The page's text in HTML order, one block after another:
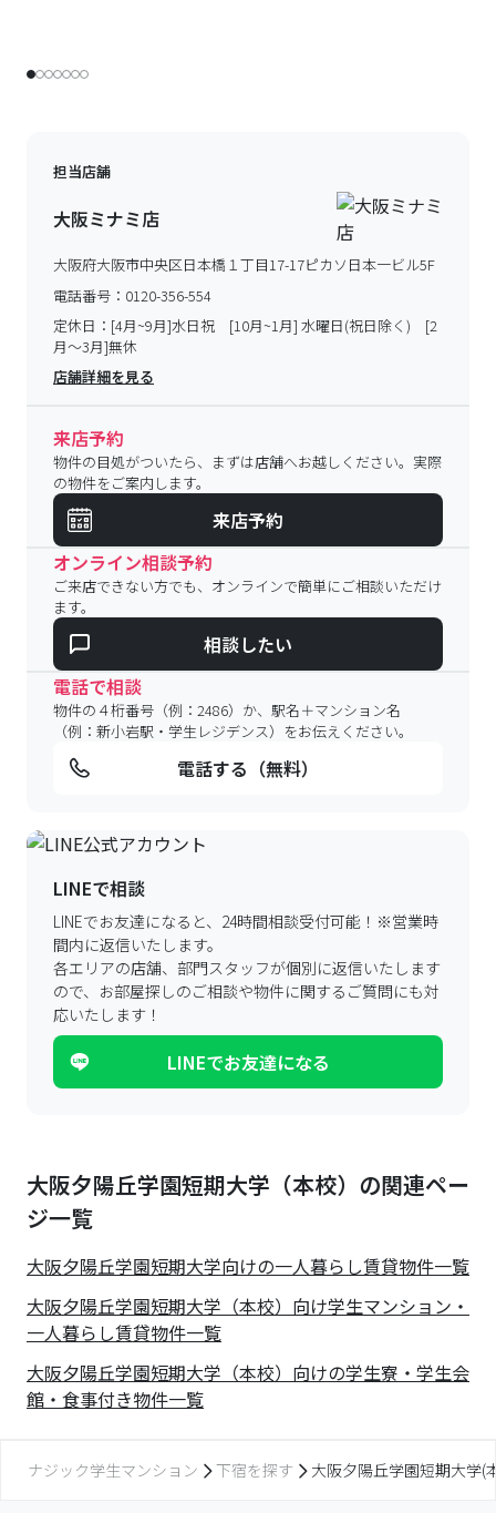
担当店舗
大阪ミナミ店
大阪府大阪市中央区日本橋１丁目17-17ピカソ日本一ビル5F
電話番号： 0120-356-554
定休日： [4月~9月]水日祝 [10月~1月] 水曜日(祝日除く) [2
月～3月]無休
店舗詳細を見る
来店予約
物件の目処がついたら、まずは店舗へお越しください。実際
の物件をご案内します。
来店予約
オンライン相談予約
ご来店できない方でも、オンラインで簡単にご相談いただけ
ます。
相談したい
電話で相談
物件の４桁番号（例：2486）か、駅名＋マンション名
（例：新小岩駅・学生レジデンス）をお伝えください。
電話する（無料）
LINEで相談
LINEでお友達になると、24時間相談受付可能！ ※営業時
間内に返信いたします。
各エリアの店舗、部門スタッフが個別に返信いたします
ので、 お部屋探しのご相談や物件に関するご質問にも対
応いたします！
LINEでお友達になる
大阪夕陽丘学園短期大学（本校）の関連ペー
ジ一覧
大阪夕陽丘学園短期大学向けの一人暮らし賃貸物件一覧
大阪夕陽丘学園短期大学（本校）向け学生マンション・
一人暮らし賃貸物件一覧
大阪夕陽丘学園短期大学（本校）向けの学生寮・学生会
館・食事付き物件一覧
ナジック学生マンション 下宿を探す 大阪夕陽丘学園短期大学(